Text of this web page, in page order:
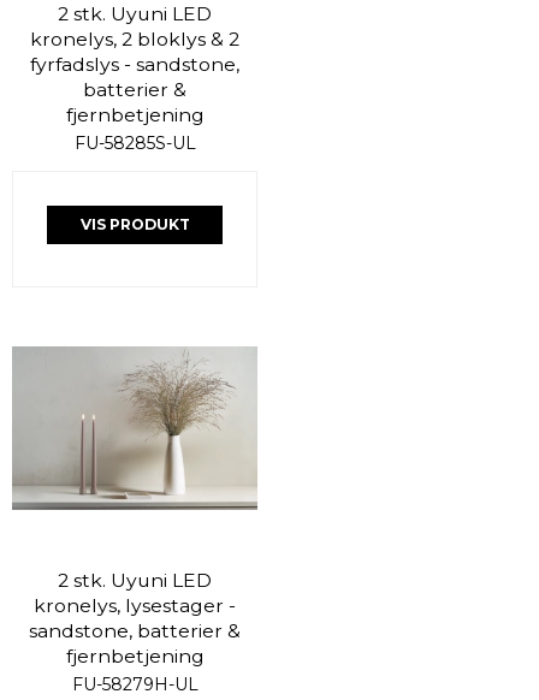
2 stk. Uyuni LED
kronelys, 2 bloklys & 2
fyrfadslys - sandstone,
batterier &
fjernbetjening
FU-58285S-UL
VIS PRODUKT
2 stk. Uyuni LED
kronelys, lysestager -
sandstone, batterier &
fjernbetjening
FU-58279H-UL